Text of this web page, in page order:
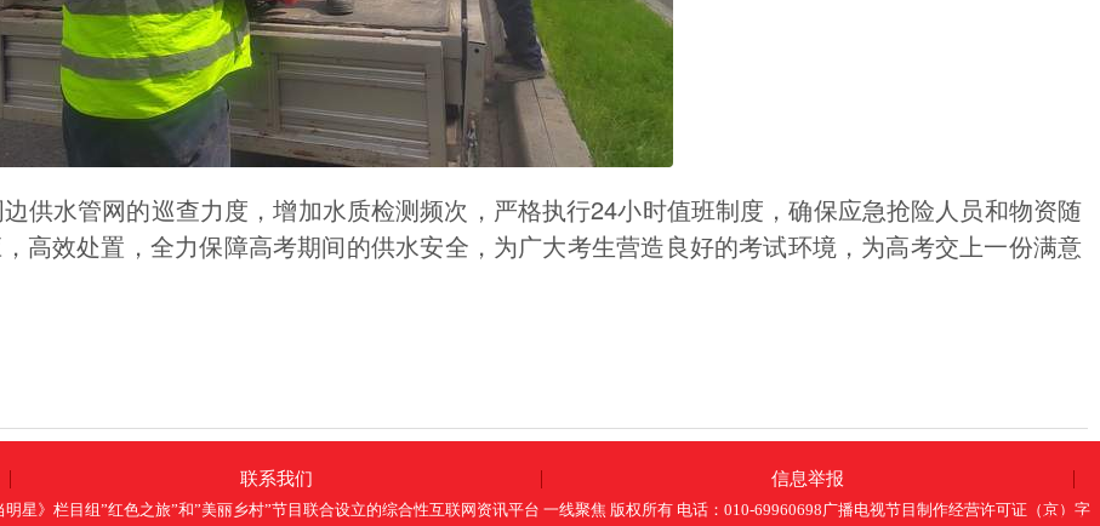
水管网的巡查力度，增加水质检测频次，严格执行24小时值班制度，确保应急抢险人员和物资随
高效处置，全力保障高考期间的供水安全，为广大考生营造良好的考试环境，为高考交上一份满意
联系我们 信息举报
星》栏目组”红色之旅”和”美丽乡村”节目联合设立的综合性互联网资讯平台 一线聚焦 版权所有 电话：010-69960698广播电视节目制作经营许可证（京）字